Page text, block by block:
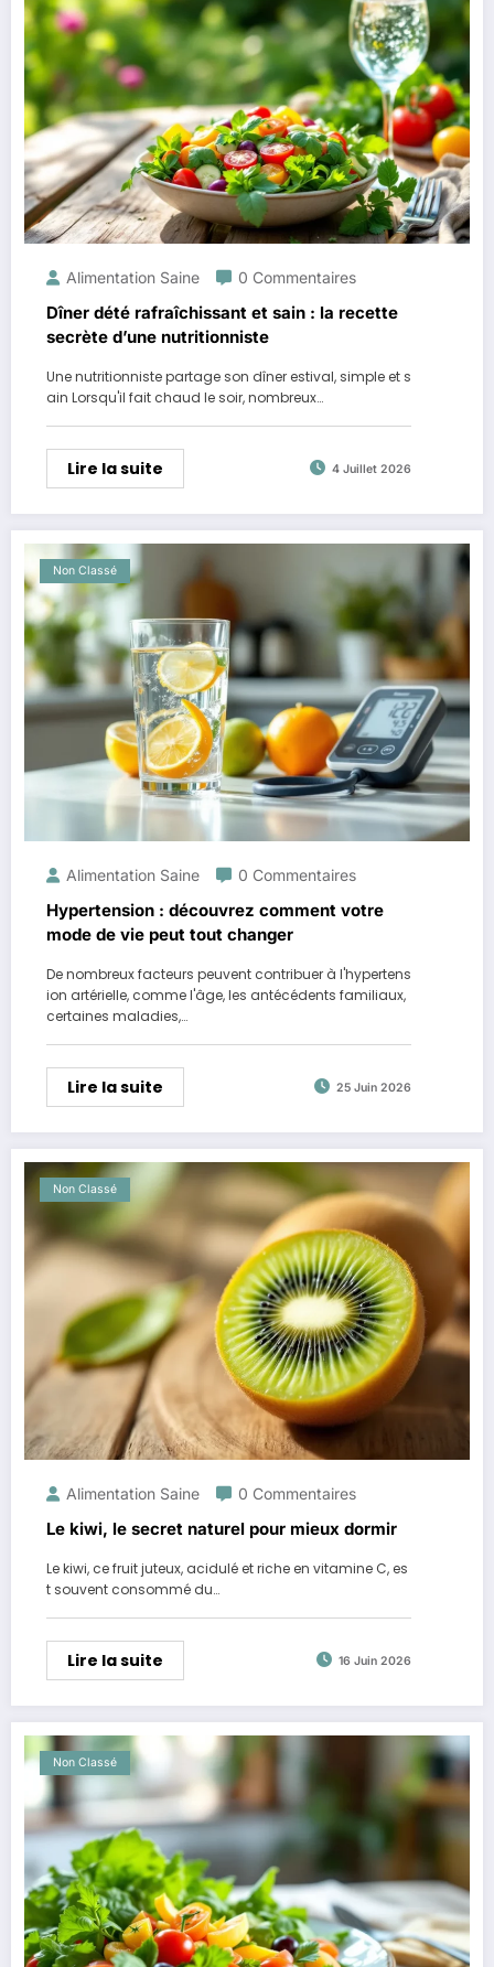
Alimentation Saine 0 Commentaires
Dîner dété rafraîchissant et sain : la recette
secrète d’une nutritionniste
Une nutritionniste partage son dîner estival, simple et s
ain Lorsqu'il fait chaud le soir, nombreux…
Lire la suite 4 Juillet 2026
Non Classé
Alimentation Saine 0 Commentaires
Hypertension : découvrez comment votre
mode de vie peut tout changer
De nombreux facteurs peuvent contribuer à l'hypertens
ion artérielle, comme l'âge, les antécédents familiaux,
certaines maladies,…
Lire la suite 25 Juin 2026
Non Classé
Alimentation Saine 0 Commentaires
Le kiwi, le secret naturel pour mieux dormir
Le kiwi, ce fruit juteux, acidulé et riche en vitamine C, es
t souvent consommé du…
Lire la suite 16 Juin 2026
Non Classé